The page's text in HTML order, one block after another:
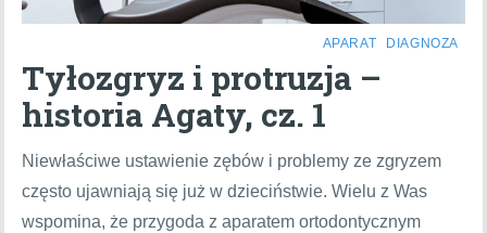
APARAT DIAGNOZA
Tyłozgryz i protruzja –
historia Agaty, cz. 1
Niewłaściwe ustawienie zębów i problemy ze zgryzem
często ujawniają się już w dzieciństwie. Wielu z Was
wspomina, że przygoda z aparatem ortodontycznym